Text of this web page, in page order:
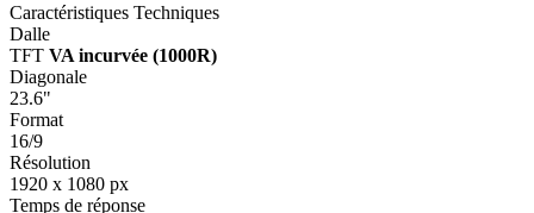
Caractéristiques Techniques
Dalle
TFT VA incurvée (1000R)
Diagonale
23.6"
Format
16/9
Résolution
1920 x 1080 px
Temps de réponse